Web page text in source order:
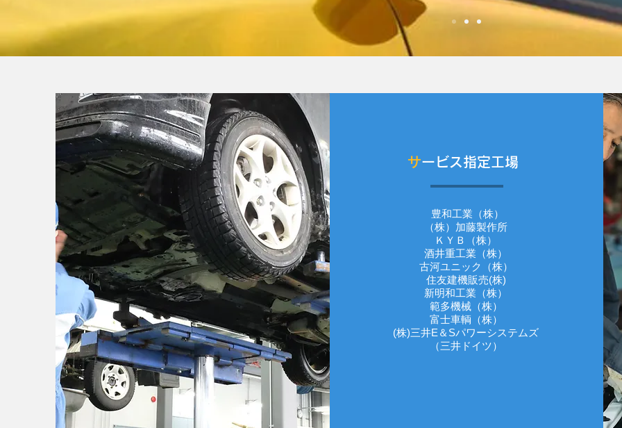
サービス指定工場
豊和工業（株）
（株）加藤製作所
ＫＹＢ（株）
酒井重工業（株）
古河ユニック（株）
住友建機販売(株)
新明和工業（株）
範多機械（株）
富士車輌（株）
(株)三井E＆Sパワーシステムズ
（三井ドイツ）